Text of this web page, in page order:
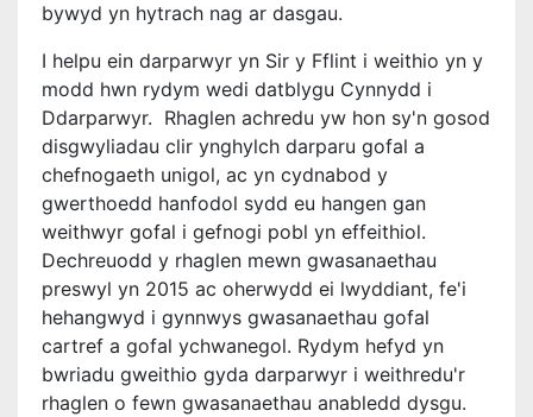
bywyd yn hytrach nag ar dasgau.
I helpu ein darparwyr yn Sir y Fflint i weithio yn y
modd hwn rydym wedi datblygu Cynnydd i
Ddarparwyr. Rhaglen achredu yw hon sy'n gosod
disgwyliadau clir ynghylch darparu gofal a
chefnogaeth unigol, ac yn cydnabod y
gwerthoedd hanfodol sydd eu hangen gan
weithwyr gofal i gefnogi pobl yn effeithiol.
Dechreuodd y rhaglen mewn gwasanaethau
preswyl yn 2015 ac oherwydd ei lwyddiant, fe'i
hehangwyd i gynnwys gwasanaethau gofal
cartref a gofal ychwanegol. Rydym hefyd yn
bwriadu gweithio gyda darparwyr i weithredu'r
rhaglen o fewn gwasanaethau anabledd dysgu.